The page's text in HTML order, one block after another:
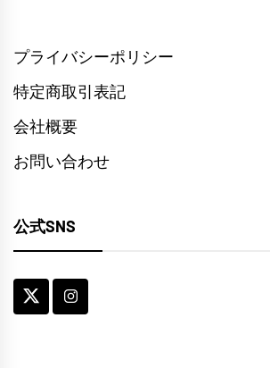
プライバシーポリシー
特定商取引表記
会社概要
お問い合わせ
公式SNS